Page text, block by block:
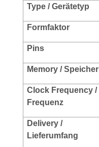
Type / Gerätetyp
Formfaktor
Pins
Memory / Speicher
Clock Frequency /
Frequenz
Delivery /
Lieferumfang